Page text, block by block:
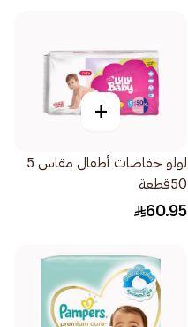
+
لولو حفاضات أطفال مقاس 5
50قطعة
60.95